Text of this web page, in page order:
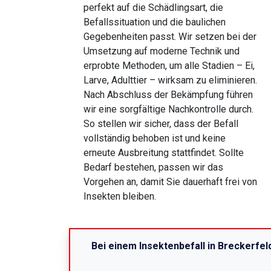
perfekt auf die Schädlingsart, die
Befallssituation und die baulichen
Gegebenheiten passt. Wir setzen bei der
Umsetzung auf moderne Technik und
erprobte Methoden, um alle Stadien – Ei,
Larve, Adulttier – wirksam zu eliminieren.
Nach Abschluss der Bekämpfung führen
wir eine sorgfältige Nachkontrolle durch.
So stellen wir sicher, dass der Befall
vollständig behoben ist und keine
erneute Ausbreitung stattfindet. Sollte
Bedarf bestehen, passen wir das
Vorgehen an, damit Sie dauerhaft frei von
Insekten bleiben.
Bei einem Insektenbefall in